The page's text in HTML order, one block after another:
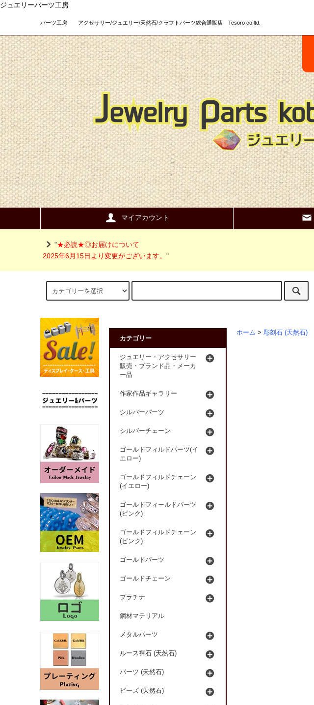
ジュエリーパーツ工房
パーツ工房 アクセサリー/ジュエリー/天然石/クラフトパーツ総合通販店 Tesoro co.ltd.
マイアカウント
"★必読★◎お届けについて
2025年6月15日より変更がございます。 "
ホーム > 彫刻石 (天然石)
カテゴリー
ジュエリー・アクセサリー
販売・ブランド品・メーカ
ー品
作家作品ギャラリー
シルバーパーツ
シルバーチェーン
ゴールドフィルドパーツ(イ
エロー)
ゴールドフィルドチェーン
(イエロー)
ゴールドフィールドパーツ
(ピンク)
ゴールドフィルドチェーン
(ピンク)
ゴールドパーツ
ゴールドチェーン
プラチナ
鋼材マテリアル
メタルパーツ
ルース裸石 (天然石)
パーツ (天然石)
ビーズ (天然石)